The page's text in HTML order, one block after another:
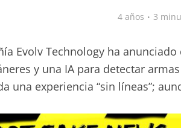
4 años 3
Evolv Technology ha
y una IA para detectar
una experiencia “sin líneas”;